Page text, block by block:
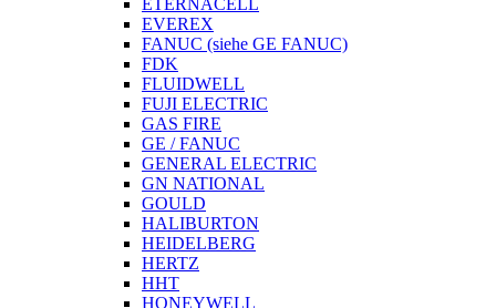
EVEREX
FANUC (siehe GE FANUC)
FDK
FLUIDWELL
FUJI ELECTRIC
GAS FIRE
GE / FANUC
GENERAL ELECTRIC
GN NATIONAL
GOULD
HALIBURTON
HEIDELBERG
HERTZ
HHT
HONEYWELL